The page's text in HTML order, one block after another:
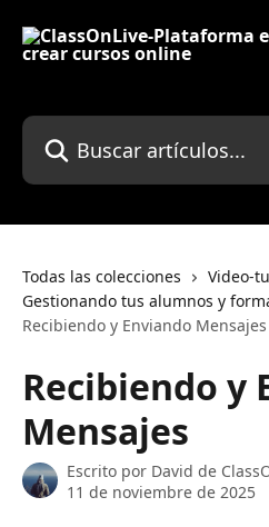
Buscar artículos...
Todas las colecciones
Video-
Gestionando tus alumnos y
Recibiendo y Enviando Mensajes
Recibiendo y
Mensajes
Escrito por David de
11 de noviembre de 2025